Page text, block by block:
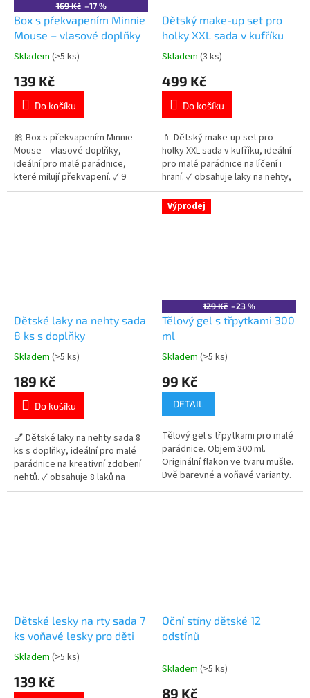
169 Kč –17 %
Box s překvapením Minnie
Mouse – vlasové doplňky
Průměrné
produktu
5,0
5
hvězdiček.
Skladem (>5 ks)
139 Kč
Do košíku
🎀 Box s překvapením Minnie
Mouse – vlasové doplňky,
ideální pro malé parádnice,
které milují překvapení. ✓ 9
přihrádek (6 skrytých) s doplňky
Dětský make-up set pro
holky XXL sada v kufříku
Průměrné
produktu
5,0
5
hvězdiček.
Skladem (3 ks)
499 Kč
Do košíku
💄 Dětský make-up set pro
holky XXL sada v kufříku, ideální
pro malé parádnice na líčení i
hraní. ✓ obsahuje laky na nehty,
stíny, rtěnky i lesky ✓ praktický
kufřík se zrcátkem a popruhem
✓ ideální jako dárek pro holky
Dětské laky na nehty sada
8 ks s doplňky
Průměrné
produktu
5,0
5
hvězdiček.
Skladem (>5 ks)
189 Kč
Do košíku
💅 Dětské laky na nehty sada 8
ks s doplňky, ideální pro malé
parádnice na kreativní zdobení
nehtů. ✓ obsahuje 8 laků na
nehty ✓ součástí jsou
Výprodej
129 Kč –23 %
Tělový gel s třpytkami 300
ml
Průměrné
produktu
5
hvězdiček.
Skladem (>5 ks)
99 Kč
DETAIL
Tělový gel s třpytkami pro malé
parádnice. Objem 300 ml.
Originální flakon ve tvaru mušle.
Dvě barevné a voňavé varianty.
Vhodný pro děti od 6 let. 👉 Více
Dětské lesky na rty sada 7
ks voňavé lesky pro děti
Průměrné
produktu
Skladem (>5 ks)
139 Kč
Oční stíny dětské 12
odstínů
Skladem (>5 ks)
89 Kč